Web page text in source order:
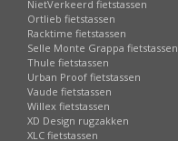
NietVerkeerd fietstassen
Ortlieb fietstassen
Racktime fietstassen
Selle Monte Grappa fietstassen
Thule fietstassen
Urban Proof fietstassen
Vaude fietstassen
Willex fietstassen
XD Design rugzakken
XLC fietstassen